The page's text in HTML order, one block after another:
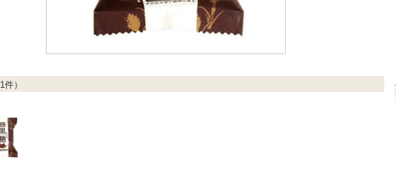
1件）